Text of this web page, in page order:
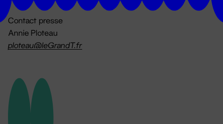
Contact presse
Annie Ploteau
ploteau@leGrandT.fr